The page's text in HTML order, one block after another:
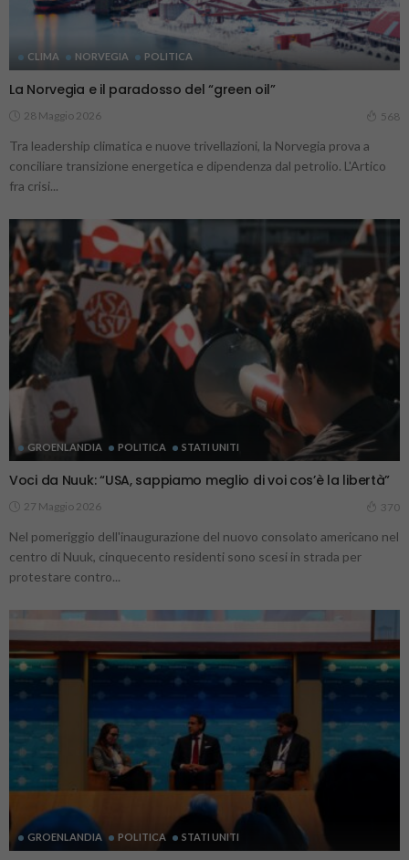
CLIMA NORVEGIA POLITICA
La Norvegia e il paradosso del “green oil”
28 Maggio 2026 568
Tra leadership climatica e nuove trivellazioni, la Norvegia prova a
conciliare transizione energetica e dipendenza dal petrolio. L'Artico
fra crisi...
GROENLANDIA POLITICA STATI UNITI
Voci da Nuuk: “USA, sappiamo meglio di voi cos’è la libertà”
27 Maggio 2026 370
Nel pomeriggio dell'inaugurazione del nuovo consolato americano nel
centro di Nuuk, cinquecento residenti sono scesi in strada per
protestare contro...
GROENLANDIA POLITICA STATI UNITI